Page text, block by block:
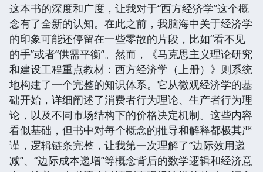
这本书的深度和广度，让我对于“西方经济学”这个概
念有了全新的认知。在此之前，我脑海中关于经济学
的印象可能还停留在一些零散的片段，比如“看不见
的手”或者“供需平衡”。然而，《马克思主义理论研究
和建设工程重点教材：西方经济学（上册）》则系统
地构建了一个完整的知识体系。它从微观经济学的基
础开始，详细阐述了消费者行为理论、生产者行为理
论，以及不同市场结构下的价格决定机制。这些内容
看似基础，但书中对每个概念的推导和解释都极其严
谨，逻辑链条完整，让我第一次理解了“边际效用递
减”、“边际成本递增”等概念背后的数学逻辑和经济意